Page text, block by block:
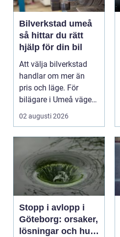
Bilverkstad umeå
så hittar du rätt
hjälp för din bil
Att välja bilverkstad
handlar om mer än
pris och läge. För
bilägare i Umeå väger
trygghet, tillgängl...
02 augusti 2026
Stopp i avlopp i
Göteborg: orsaker,
lösningar och hur